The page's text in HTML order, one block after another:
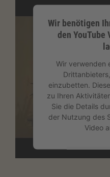
Wir benötigen
den YouTube
Wir verwenden
einzubetten.
zu Ihren
Sie die Details
der Nutzung des
Video
Mehr